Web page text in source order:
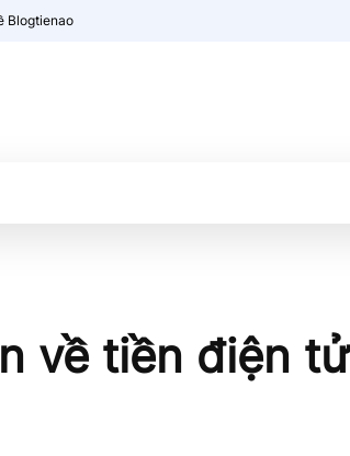
Blogtienao
về tiền điện tử